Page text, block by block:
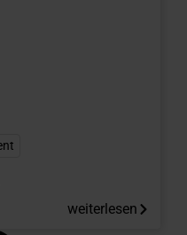
weiterlesen